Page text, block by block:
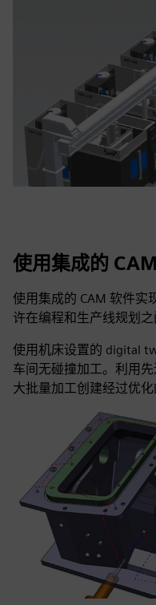
使用集成的
使用集成的 CAM 软件实
许在编程和生产线规划之
使用机床设置的 digital
车间无碰撞加工。利用
大批量加工创建经过优化